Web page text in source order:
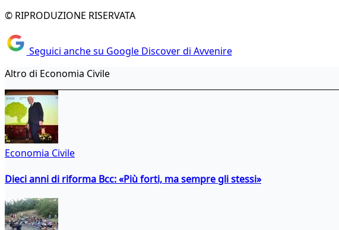
© RIPRODUZIONE RISERVATA
Seguici anche su Google Discover di Avvenire
Altro di Economia Civile
Economia Civile
Dieci anni di riforma Bcc: «Più forti, ma sempre gli stessi»